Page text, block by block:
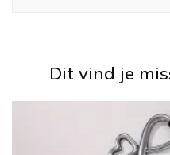
Dit vind je